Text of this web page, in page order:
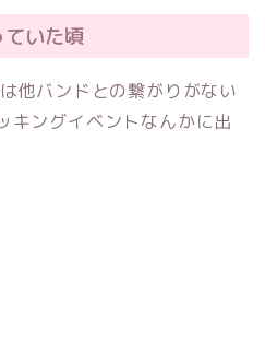
いた頃
他バンドとの繋がりがない
キングイベントなんかに出